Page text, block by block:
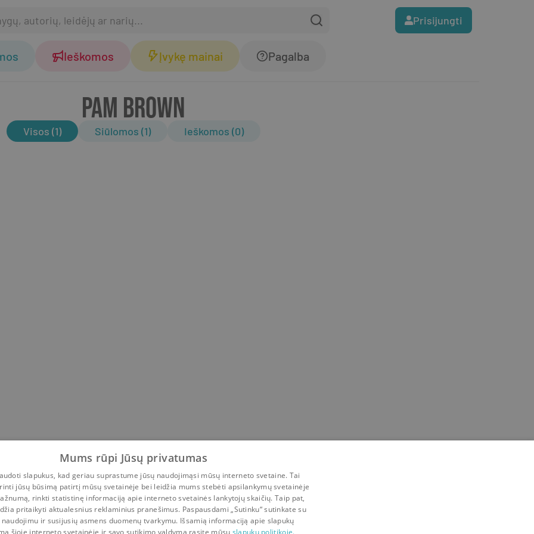
Prisijungti
Ieškomos Įvykę mainai Pagalba
PAM BROWN
Visos (1) Siūlomos (1) Ieškomos (0)
Mums rūpi Jūsų privatumas
slapukus, kad geriau suprastume jūsų naudojimąsi mūsų interneto svetaine. Tai
jūsų būsimą patirtį mūsų svetainėje bei leidžia mums stebėti apsilankymų svetainėje
rinkti statistinę informaciją apie interneto svetainės lankytojų skaičių. Taip pat,
pritaikyti aktualesnius reklaminius pranešimus. Paspausdami „Sutinku“ sutinkate su
ir susijusių asmens duomenų tvarkymu. Išsamią informaciją apie slapukų
šioje interneto svetainėje ir savo sutikimo valdymą rasite mūsų slapukų politikoje.